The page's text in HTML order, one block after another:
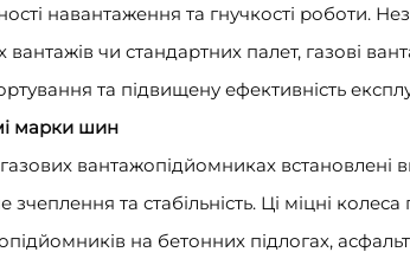
навантаження та гнучкості роботи.
вантажів чи стандартних палет, газові
та підвищену ефективність
марки шин
вантажопідйомниках встановлені
зчеплення та стабільність. Ці міцні
на бетонних підлогах,